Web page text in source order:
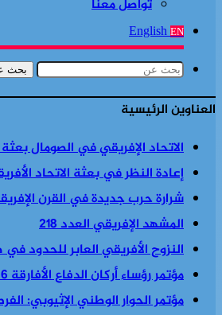
تواصل معنا
English EN
بحث
العناوين الرئيسية
الاتحاد الإفريقي في الصومال
إعادة النظر في بعثة الاتحاد
شرارة حرب جديدة في القرن
المشهد الإفريقي العدد 218
النزوح الأفريقي العابر للحدود في ظل حراك 30 يونيو
مؤتمر رؤساء أركان الدفاع الأفارقة 2026 من التعاون الأمني إلى السياسة الأمنية والاقتصادية معا
مؤتمر الحوار الوطني الإثيوبي: